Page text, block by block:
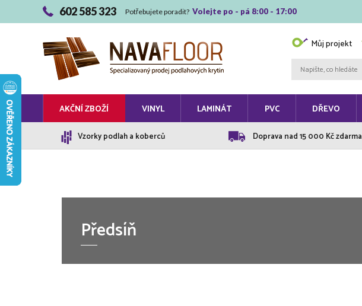
602 585 323 Potřebujete poradit? Volejte po - pá 8:00 - 17:00
Můj projekt
AKČNÍ ZBOŽÍ VINYL LAMINÁT PVC DŘEVO
Vzorky podlah a koberců Doprava nad 15 000 Kč zdarma
Předsíň